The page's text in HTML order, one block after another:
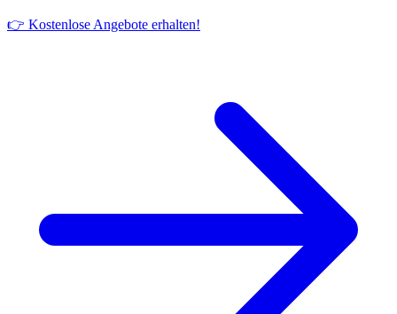
👉 Kostenlose Angebote erhalten!